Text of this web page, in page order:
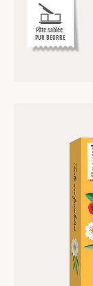
Pâte sablée
PUR BEURRE